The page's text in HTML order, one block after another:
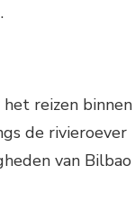
reizen binnen
de rivieroever
van Bilbao